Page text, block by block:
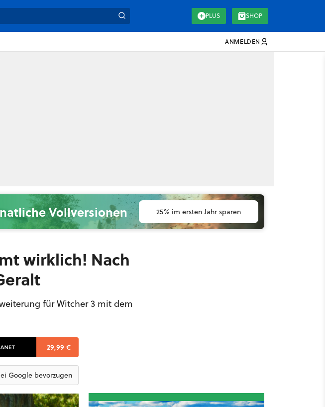
PLUS SHOP
ANMELDEN
Vollversionen 25% im ersten Jahr sparen
wirklich! Nach
für Witcher 3 mit dem
29,99 €
Google bevorzugen